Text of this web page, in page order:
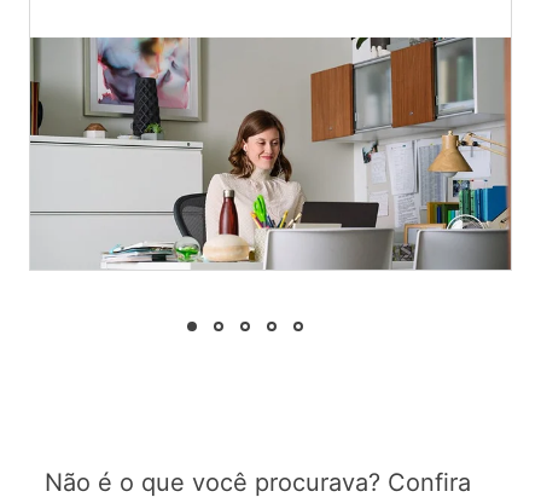
Não é o que você procurava? Confira